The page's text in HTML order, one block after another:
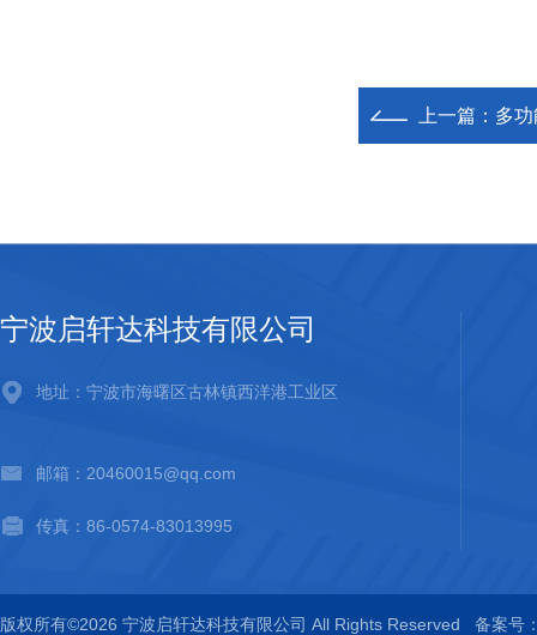
上一篇： 多
宁波启轩达科技有限公司
地址：宁波市海曙区古林镇西洋港工业区
邮箱：20460015@qq.com
传真：86-0574-83013995
版权所有©2026 宁波启轩达科技有限公司 All Rights Reserved 备案号